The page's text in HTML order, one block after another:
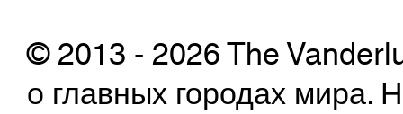
© 2013 - 2026 The
о главных городах